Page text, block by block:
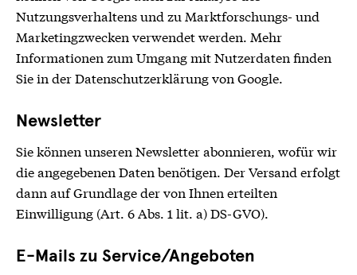
Nutzungsverhaltens und zu Marktforschungs- und
Marketingzwecken verwendet werden. Mehr
Informationen zum Umgang mit Nutzerdaten finden
Sie in der Datenschutzerklärung von Google.
Newsletter
Sie können unseren Newsletter abonnieren, wofür wir
die angegebenen Daten benötigen. Der Versand erfolgt
dann auf Grundlage der von Ihnen erteilten
Einwilligung (Art. 6 Abs. 1 lit. a) DS-GVO).
E-Mails zu Service/Angeboten